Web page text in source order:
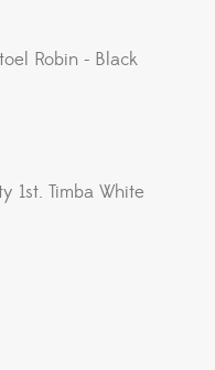
Robin - Black
1st. Timba White